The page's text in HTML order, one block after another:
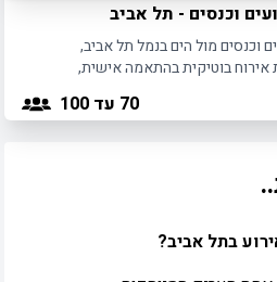
וכנסים - תל אביב
וכנסים מול הים בנמל תל אביב,
אירוח בוטיקית בהתאמה אישית,
70 עד 100
בתל אביב?